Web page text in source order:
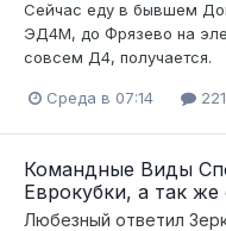
Сейчас еду в бывшем
ЭД4М, до Фрязево на
совсем Д4, получается.
Среда в 07:14
Командные Виды
Еврокубки, а так
Любезный ответил